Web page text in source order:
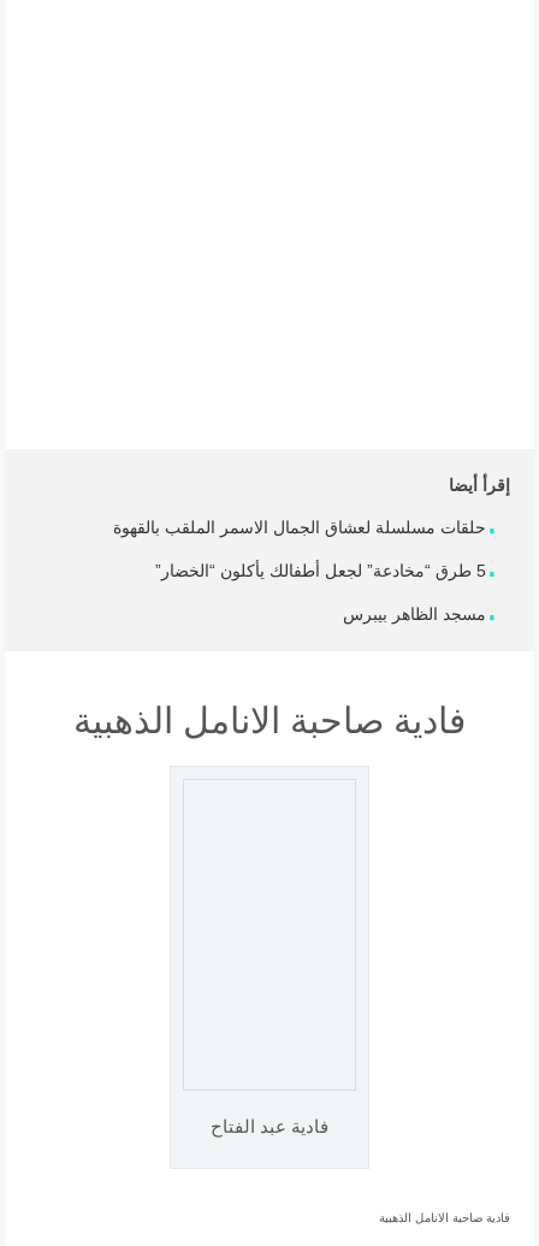
إقرأ أيضا
حلقات مسلسلة لعشاق الجمال الاسمر الملقب بالقهوة
5 طرق “مخادعة” لجعل أطفالك يأكلون “الخضار”
مسجد الظاهر بيبرس
فادية صاحبة الانامل الذهبية
فادية عبد الفتاح
فادية صاحبة الانامل الذهبية